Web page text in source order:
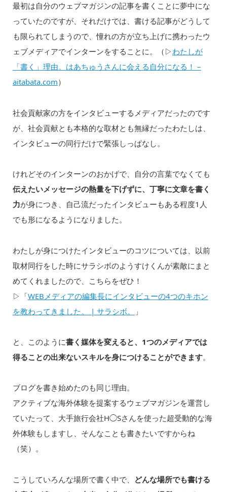
最初は自分のウェブマガジンの記事を書くことに夢中にな
っていたのですが、それだけでは、書ける記事がどうして
も限られてしまうので、憧れの方が立ち上げに携わったウ
ェブメディアでインターンをすることに。（▷わたしが
「書く」理由。はあちゅうさんに会える自分になる！ –
aitabata.com）
社会貢献家の方をインタビューするメディアだったのです
が、社会貢献とも本格的な取材とも無縁だったわたしは、
インタビューの同行だけで緊張しっぱなし。
けれどそのインターンのおかげで、自分の言葉でなくても
伝えたいメッセージの熱量を下げずに、丁寧に文章を書く
力が身につき、自己流だったインタビューもある程度1人
でも形になるようになりました。
わたしが身につけたインタビューのコツについては、以前
取材同行をした時にサラシボのようすけくんが素敵にまと
めてくれましたので、こちらをぜひ！
▷「WEBメディアの編集長にインタビューの4つのキホン
を教わってきました。 | サラシボ。
」
と、このように書く媒体を変えると、1つのメディアでは
得ることの出来ないスキルを身につけることができます。
ブログを書き始めたのも同じ理由。
アクティブな海外体験を提案するウェブマガジンを運営し
ていたって、大手旅行会社H◯Sさんを使った超受動的な海
外体験もしますし、そんなことも書きたいですからね
（笑）。
こうしていろんな場所で書く中で、
どんな場所でも書ける